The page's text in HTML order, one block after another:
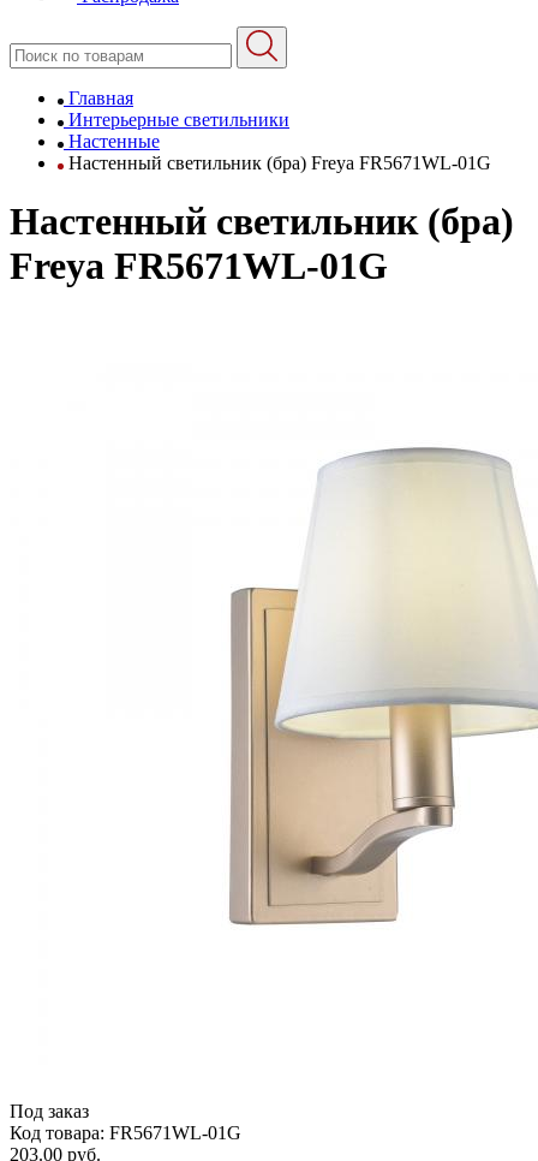
Главная
Интерьерные светильники
Настенные
Настенный светильник (бра) Freya FR5671WL-01G
Настенный светильник (бра)
Freya FR5671WL-01G
Под заказ
Код товара: FR5671WL-01G
203.00 руб.